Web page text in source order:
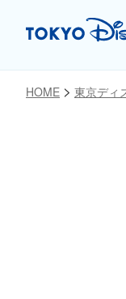
HOME 東京ディ